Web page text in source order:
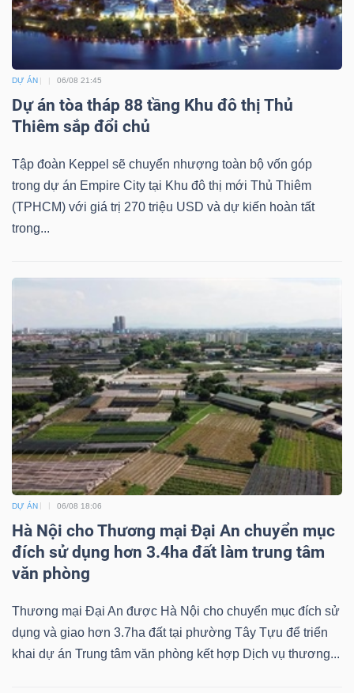
DỰ ÁN 06/08 21:45
Dự án tòa tháp 88 tầng Khu đô thị Thủ
Thiêm sắp đổi chủ
Tập đoàn Keppel sẽ chuyển nhượng toàn bộ vốn góp
trong dự án Empire City tại Khu đô thị mới Thủ Thiêm
(TPHCM) với giá trị 270 triệu USD và dự kiến hoàn tất
trong...
DỰ ÁN 06/08 18:06
Hà Nội cho Thương mại Đại An chuyển mục
đích sử dụng hơn 3.4ha đất làm trung tâm
văn phòng
Thương mại Đại An được Hà Nội cho chuyển mục đích sử
dụng và giao hơn 3.7ha đất tại phường Tây Tựu để triển
khai dự án Trung tâm văn phòng kết hợp Dịch vụ thương...